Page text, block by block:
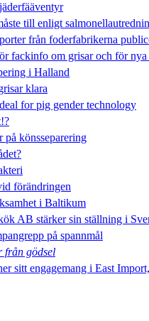
till enligt
från foderfabrikerna
fackinfo om grisar och för
i Halland
klara
for pig gender technology
på könsseparering
förändringen
i Baltikum
AB stärker sin ställning i
på spannmål
från gödsel
sitt engagemang i East